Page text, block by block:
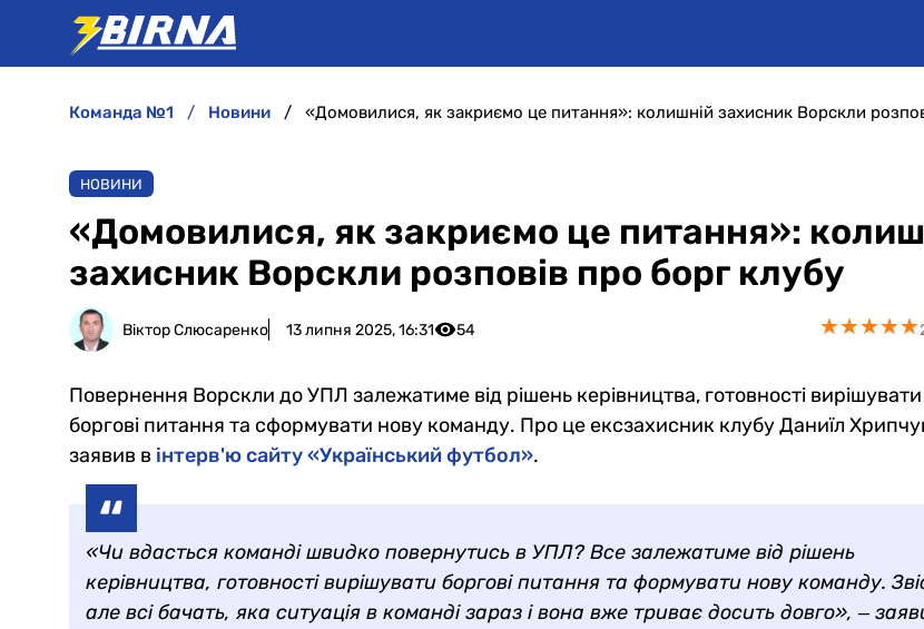
команда №1 новини
НОВИНИ
«Домовилися, як закриємо це питання»:
захисник Ворскли розповів про борг клубу
Віктор Слюсаренко 13 липня 2025, 16:31 54 ★★★★★
★★★★★
Повернення Ворскли до УПЛ залежатиме від рішень керівництва, готовності вирішувати
боргові питання та сформувати нову команду. Про це ексзахисник клубу Даниїл
заявив в інтерв'ю сайту «Український футбол».
«Чи вдасться команді швидко повернутись в УПЛ? Все залежатиме від рішень
керівництва, готовності вирішувати боргові питання та формувати нову команду.
але всі бачать, яка ситуація в команді зараз і вона вже триває досить довго», ‒